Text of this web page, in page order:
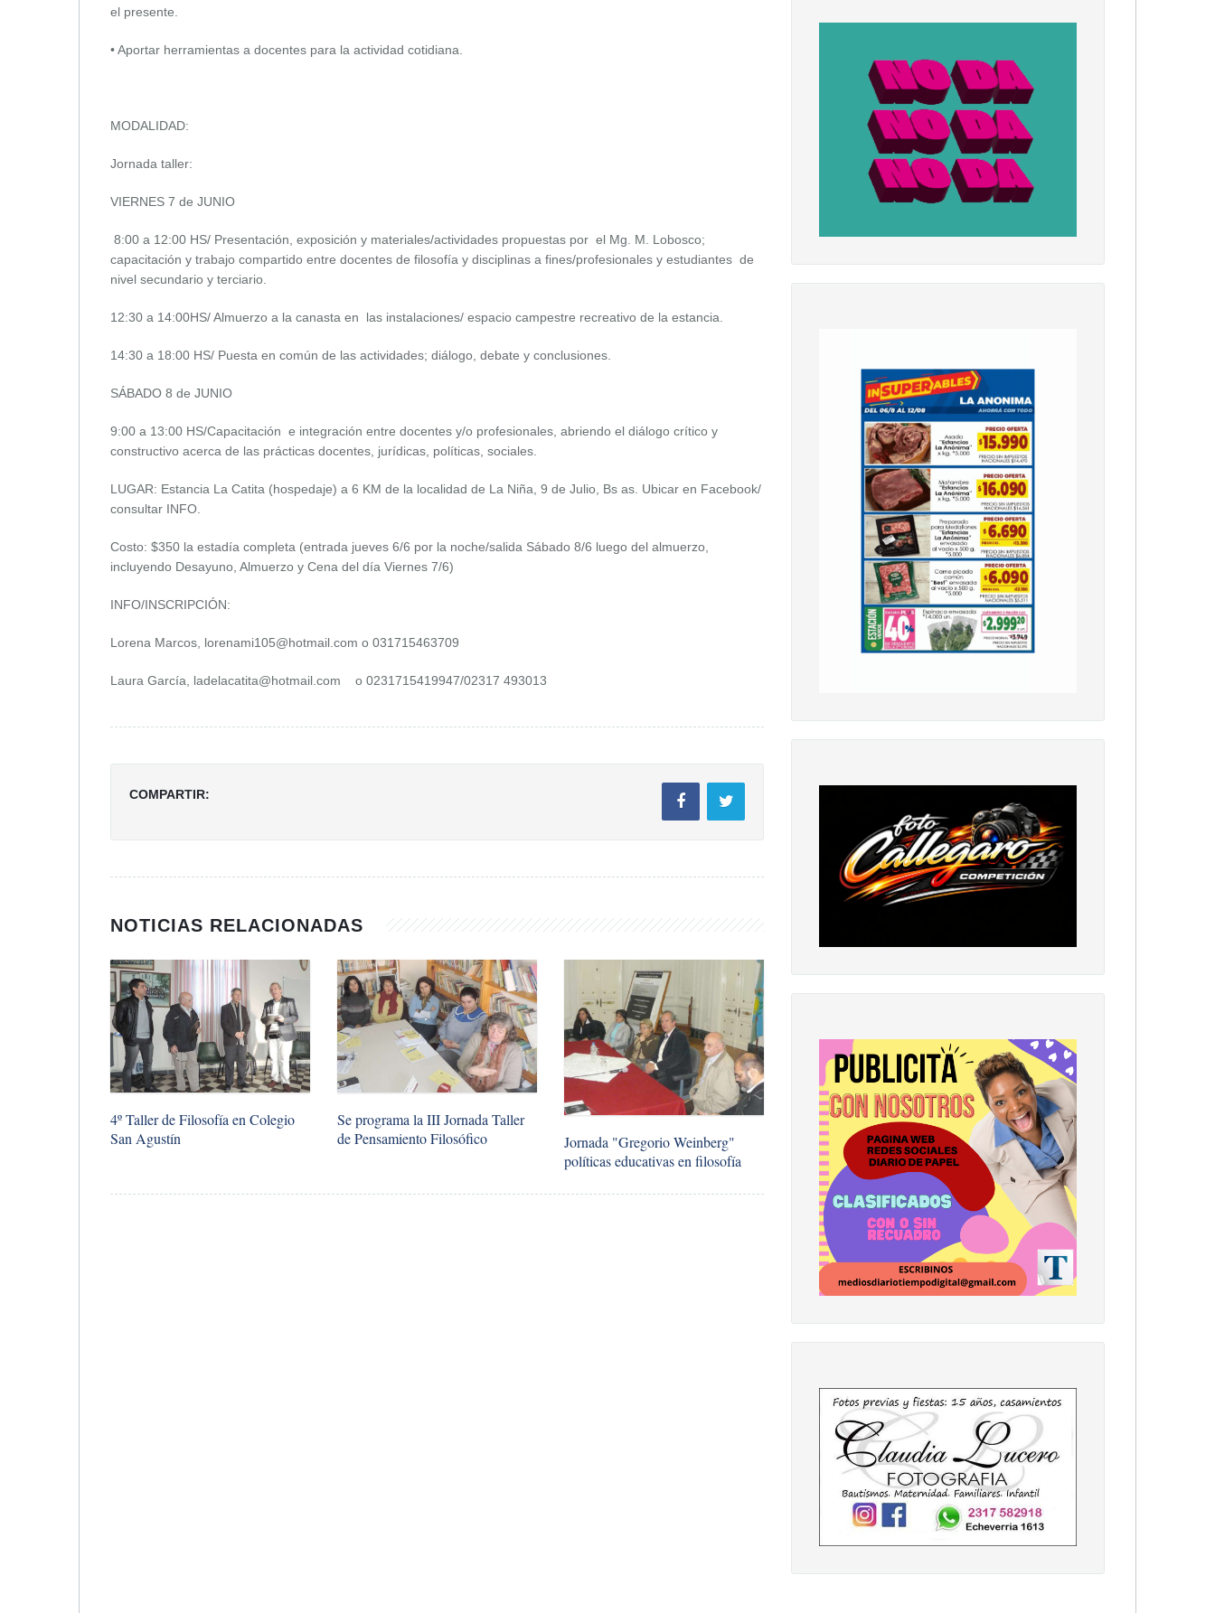
el presente.
• Aportar herramientas a docentes para la actividad cotidiana.
MODALIDAD:
Jornada taller:
VIERNES 7 de JUNIO
8:00 a 12:00 HS/ Presentación, exposición y materiales/actividades propuestas por el Mg. M. Lobosco;
capacitación y trabajo compartido entre docentes de filosofía y disciplinas a fines/profesionales y estudiantes de
nivel secundario y terciario.
12:30 a 14:00HS/ Almuerzo a la canasta en las instalaciones/ espacio campestre recreativo de la estancia.
14:30 a 18:00 HS/ Puesta en común de las actividades; diálogo, debate y conclusiones.
SÁBADO 8 de JUNIO
9:00 a 13:00 HS/Capacitación e integración entre docentes y/o profesionales, abriendo el diálogo crítico y
constructivo acerca de las prácticas docentes, jurídicas, políticas, sociales.
LUGAR: Estancia La Catita (hospedaje) a 6 KM de la localidad de La Niña, 9 de Julio, Bs as. Ubicar en Facebook/
consultar INFO.
Costo: $350 la estadía completa (entrada jueves 6/6 por la noche/salida Sábado 8/6 luego del almuerzo,
incluyendo Desayuno, Almuerzo y Cena del día Viernes 7/6)
INFO/INSCRIPCIÓN:
Lorena Marcos, lorenami105@hotmail.com o 031715463709
Laura García, ladelacatita@hotmail.com o 0231715419947/02317 493013
COMPARTIR:
NOTICIAS RELACIONADAS
4º Taller de Filosofía en Colegio
San Agustín
Se programa la III Jornada Taller
de Pensamiento Filosófico
Jornada "Gregorio Weinberg"
políticas educativas en filosofía